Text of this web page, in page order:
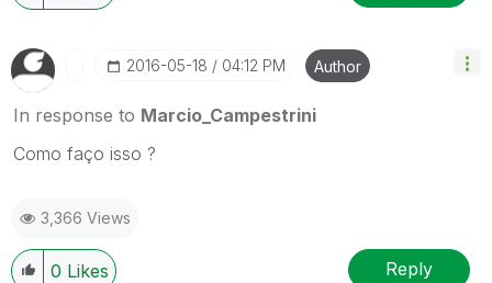
‎2016-05-18 04:12 PM Author
In response to Marcio_Campestrini
Como faço isso ?
3,366 Views
0 Likes Reply